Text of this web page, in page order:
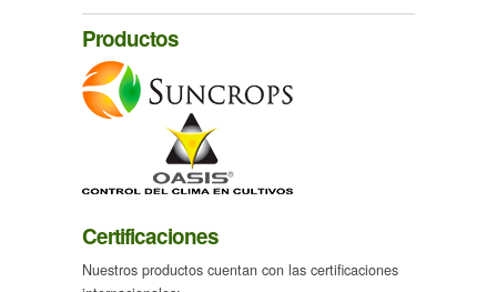
Productos
Certificaciones
Nuestros productos cuentan con las certificaciones